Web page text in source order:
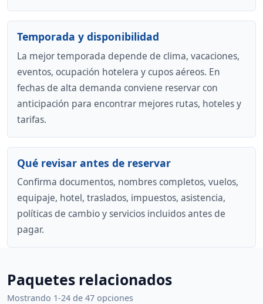
Temporada y disponibilidad
La mejor temporada depende de clima, vacaciones,
eventos, ocupación hotelera y cupos aéreos. En
fechas de alta demanda conviene reservar con
anticipación para encontrar mejores rutas, hoteles y
tarifas.
Qué revisar antes de reservar
Confirma documentos, nombres completos, vuelos,
equipaje, hotel, traslados, impuestos, asistencia,
políticas de cambio y servicios incluidos antes de
pagar.
Paquetes relacionados
Mostrando 1-24 de 47 opciones